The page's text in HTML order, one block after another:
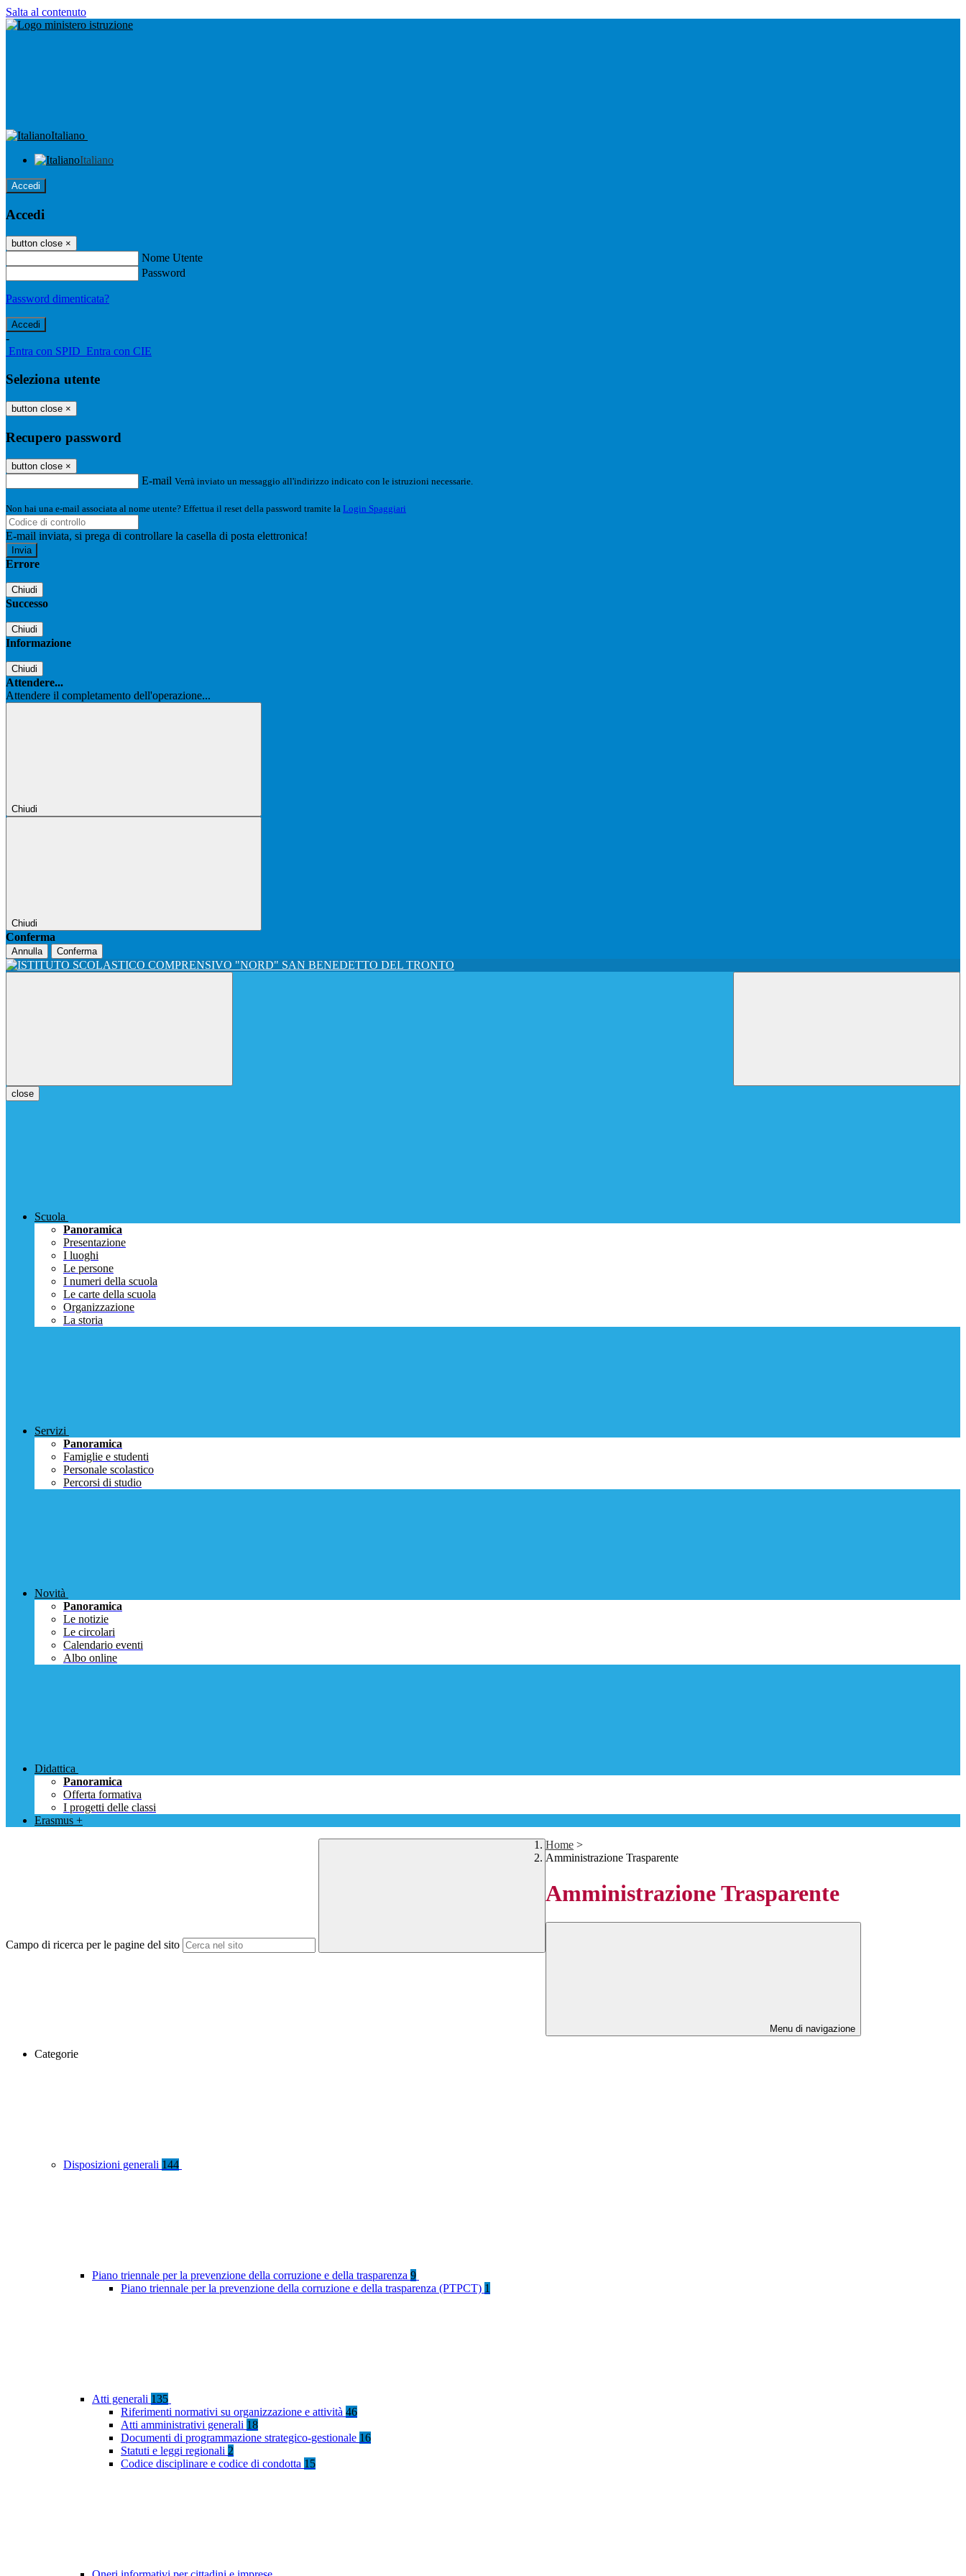
Salta al contenuto
Italiano
Italiano
Accedi
Accedi
button close ×
Nome Utente
Password
Password dimenticata?
-
Entra con SPID Entra con CIE
Seleziona utente
button close ×
Recupero password
button close ×
E-mail Verrà inviato un messaggio all'indirizzo indicato con le istruzioni necessarie.
Non hai una e-mail associata al nome utente? Effettua il reset della password tramite la Login Spaggiari
E-mail inviata, si prega di controllare la casella di posta elettronica!
Errore
Chiudi
Successo
Chiudi
Informazione
Chiudi
Attendere...
Attendere il completamento dell'operazione...
Chiudi
Chiudi
Conferma
Annulla Conferma
close
Scuola
Panoramica
Presentazione
I luoghi
Le persone
I numeri della scuola
Le carte della scuola
Organizzazione
La storia
Servizi
Panoramica
Famiglie e studenti
Personale scolastico
Percorsi di studio
Novità
Panoramica
Le notizie
Le circolari
Calendario eventi
Albo online
Didattica
Panoramica
Offerta formativa
I progetti delle classi
Erasmus +
Campo di ricerca per le pagine del sito
Home >
Amministrazione Trasparente
Amministrazione Trasparente
Menu di navigazione
Categorie
Disposizioni generali 144
Piano triennale per la prevenzione della corruzione e della trasparenza 9
Piano triennale per la prevenzione della corruzione e della trasparenza (PTPCT) 1
Atti generali 135
Riferimenti normativi su organizzazione e attività 46
Atti amministrativi generali 18
Documenti di programmazione strategico-gestionale 16
Statuti e leggi regionali 2
Codice disciplinare e codice di condotta 15